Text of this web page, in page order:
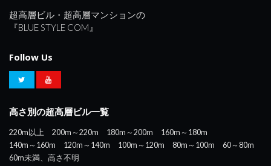
超高層ビル・超高層マンションの
『BLUE STYLE COM』
Follow Us
高さ別の超高層ビル一覧
220m以上 200m～220m 180m～200m
160m～180m
140m～160m
120m～140m 100m～120m 80m～100m
60～80m
60m未満、高さ不明